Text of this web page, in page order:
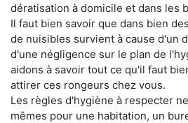
dératisation à domicile et dans les
Il faut bien savoir que dans bien
de nuisibles survient à cause d'un
d'une négligence sur le plan de
aidons à savoir tout ce qu'il faut
attirer ces rongeurs chez vous.
Les règles d'hygiène à respecter
mêmes pour une habitation, un